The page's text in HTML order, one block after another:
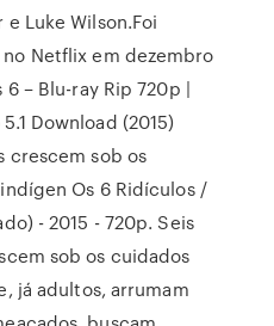
Luke Wilson.Foi
Netflix em dezembro
– Blu-ray Rip 720p |
Download (2015)
crescem sob os
Os 6 Ridículos /
- 2015 - 720p. Seis
sob os cuidados
já adultos, arrumam